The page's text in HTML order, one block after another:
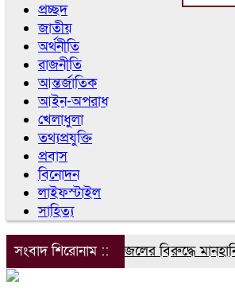
প্রচ্ছদ
জাতীয়
অর্থনীতি
রাজনীতি
আন্তর্জাতিক
আইন-অপরাধ
খেলাধুলা
তথ্যপ্রযুক্তি
প্রবাস
বিনোদন
লাইফস্টাইল
সাহিত্য
সংবাদ শিরোনাম ::ডিপজলের বিরুদ্ধে মানহানির